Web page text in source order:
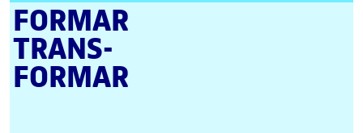
FORMAR
TRANS­
FORMAR